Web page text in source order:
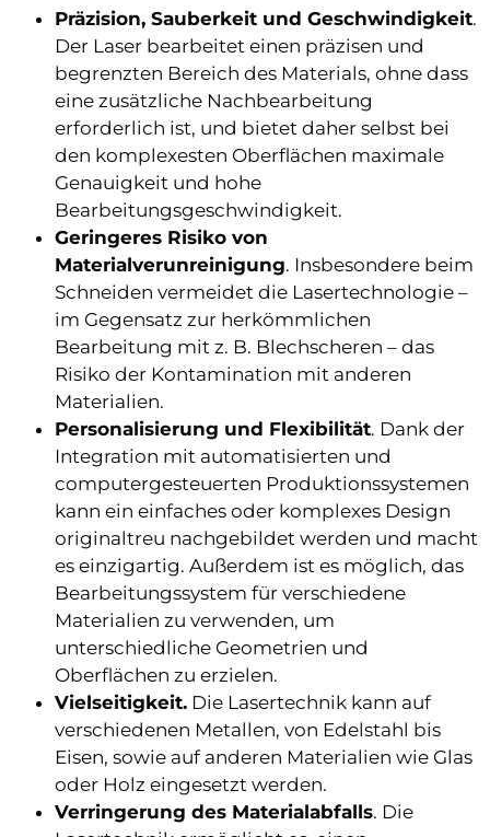
Präzision, Sauberkeit und Geschwindigkeit.
Der Laser bearbeitet einen präzisen und
begrenzten Bereich des Materials, ohne dass
eine zusätzliche Nachbearbeitung
erforderlich ist, und bietet daher selbst bei
den komplexesten Oberflächen maximale
Genauigkeit und hohe
Bearbeitungsgeschwindigkeit.
Geringeres Risiko von
Materialverunreinigung. Insbesondere beim
Schneiden vermeidet die Lasertechnologie –
im Gegensatz zur herkömmlichen
Bearbeitung mit z. B. Blechscheren – das
Risiko der Kontamination mit anderen
Materialien.
Personalisierung und Flexibilität. Dank der
Integration mit automatisierten und
computergesteuerten Produktionssystemen
kann ein einfaches oder komplexes Design
originaltreu nachgebildet werden und macht
es einzigartig. Außerdem ist es möglich, das
Bearbeitungssystem für verschiedene
Materialien zu verwenden, um
unterschiedliche Geometrien und
Oberflächen zu erzielen.
Vielseitigkeit. Die Lasertechnik kann auf
verschiedenen Metallen, von Edelstahl bis
Eisen, sowie auf anderen Materialien wie Glas
oder Holz eingesetzt werden.
Verringerung des Materialabfalls. Die